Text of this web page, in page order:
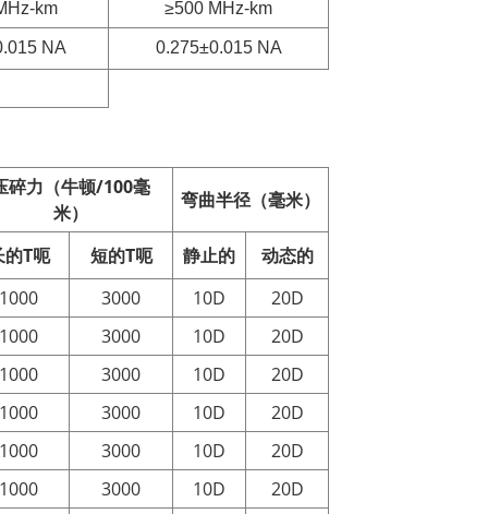
km ≥500 MHz-km
NA 0.275±0.015 NA
碎力（牛顿/100毫
米）
弯曲半径（毫米）
的T呃 短的T呃 静止的
动态的
1000
3000 10D
20D
1000
3000 10D
20D
1000
3000 10D
20D
1000
3000 10D
20D
1000
3000 10D
20D
1000
3000 10D
20D